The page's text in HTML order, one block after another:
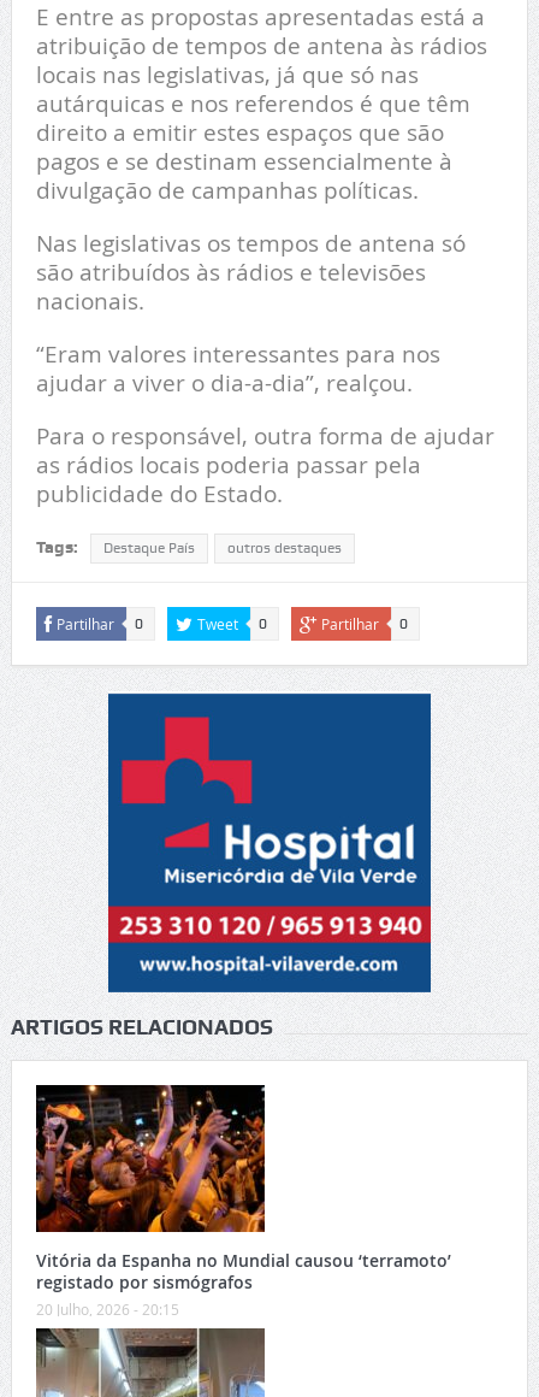
E entre as propostas apresentadas está a
atribuição de tempos de antena às rádios
locais nas legislativas, já que só nas
autárquicas e nos referendos é que têm
direito a emitir estes espaços que são
pagos e se destinam essencialmente à
divulgação de campanhas políticas.
Nas legislativas os tempos de antena só
são atribuídos às rádios e televisões
nacionais.
“Eram valores interessantes para nos
ajudar a viver o dia-a-dia”, realçou.
Para o responsável, outra forma de ajudar
as rádios locais poderia passar pela
publicidade do Estado.
Tags: Destaque País outros destaques
Partilhar 0 Tweet 0 Partilhar 0
ARTIGOS RELACIONADOS
Vitória da Espanha no Mundial causou ‘terramoto’
registado por sismógrafos
20 Julho, 2026 - 20:15